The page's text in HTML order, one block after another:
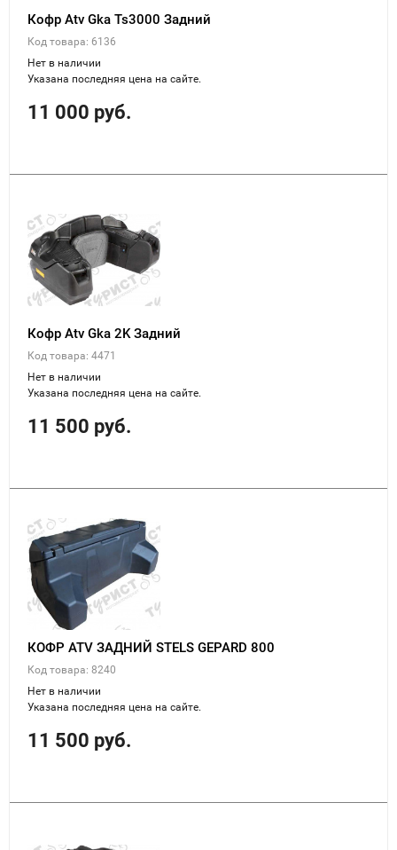
Кофр Atv Gka Ts3000 Задний
Код товара: 6136
Нет в наличии
Указана последняя цена на сайте.
11 000 руб.
Кофр Atv Gka 2K Задний
Код товара: 4471
Нет в наличии
Указана последняя цена на сайте.
11 500 руб.
КОФР ATV ЗАДНИЙ STELS GEPARD 800
Код товара: 8240
Нет в наличии
Указана последняя цена на сайте.
11 500 руб.